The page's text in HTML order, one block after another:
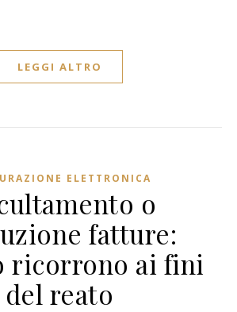
LEGGI ALTRO
ELETTRONICA
o
fatture:
ricorrono ai fini
del reato